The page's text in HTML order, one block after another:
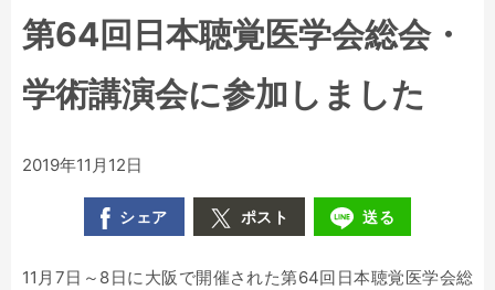
第64回日本聴覚医学会総会・
学術講演会に参加しました
2019年11月12日
シェア ポスト 送る
11月7日～8日に大阪で開催された第64回日本聴覚医学会総